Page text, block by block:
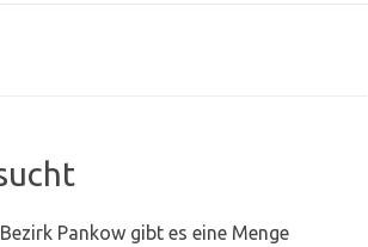
Pankow gibt es eine Menge